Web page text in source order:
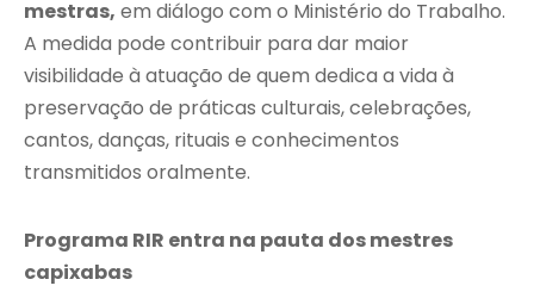
mestras, em diálogo com o Ministério do Trabalho.
A medida pode contribuir para dar maior
visibilidade à atuação de quem dedica a vida à
preservação de práticas culturais, celebrações,
cantos, danças, rituais e conhecimentos
transmitidos oralmente.
Programa RIR entra na pauta dos mestres
capixabas